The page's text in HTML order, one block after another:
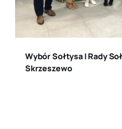
Wybór Sołtysa I Rady
Skrzeszewo